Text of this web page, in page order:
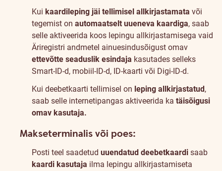
Kui kaardileping jäi tellimisel allkirjastamata või
tegemist on automaatselt uueneva kaardiga, saab
selle aktiveerida koos lepingu allkirjastamisega vaid
Äriregistri andmetel ainuesindusõigust omav
ettevõtte seaduslik esindaja kasutades selleks
Smart-ID-d, mobiil-ID-d, ID-kaarti või Digi-ID-d.
Kui deebetkaarti tellimisel on leping allkirjastatud,
saab selle internetipangas aktiveerida ka täisõigusi
omav kasutaja.
Makseterminalis või poes:
Posti teel saadetud uuendatud deebetkaardi saab
kaardi kasutaja ilma lepingu allkirjastamiseta